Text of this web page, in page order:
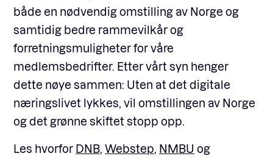
både en nødvendig omstilling av Norge og
samtidig bedre rammevilkår og
forretningsmuligheter for våre
medlemsbedrifter. Etter vårt syn henger
dette nøye sammen: Uten at det digitale
næringslivet lykkes, vil omstillingen av Norge
og det grønne skiftet stopp opp.
Les hvorfor DNB Webstep NMBU og